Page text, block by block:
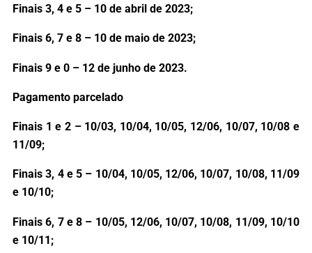
Finais 3, 4 e 5 – 10 de abril de 2023;
Finais 6, 7 e 8 – 10 de maio de 2023;
Finais 9 e 0 – 12 de junho de 2023.
Pagamento parcelado
Finais 1 e 2 – 10/03, 10/04, 10/05, 12/06, 10/07, 10/08 e
11/09;
Finais 3, 4 e 5 – 10/04, 10/05, 12/06, 10/07, 10/08, 11/09
e 10/10;
Finais 6, 7 e 8 – 10/05, 12/06, 10/07, 10/08, 11/09, 10/10
e 10/11;